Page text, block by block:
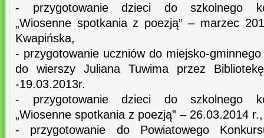
- przygotowanie dzieci do szkolnego
„Wiosenne spotkania z poezją” – marzec
Kwapińska,
- przygotowanie uczniów do miejsko-
do wierszy Juliana Tuwima przez
-19.03.2013r.
- przygotowanie dzieci do szkolnego
„Wiosenne spotkania z poezją” – 26.03.2014 r.,
- przygotowanie do Powiatowego